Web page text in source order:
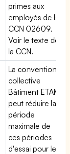
primes aux
employés de la
CCN 02609.
Voir le texte de
la CCN.
La convention
collective
Bâtiment ETAM
peut réduire la
période
maximale de
ces périodes
d'essai pour les